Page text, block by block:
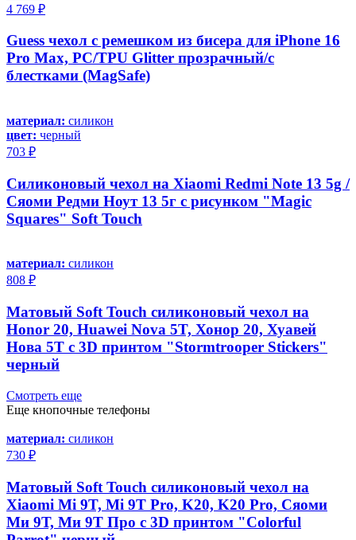
4 769 ₽
Guess чехол с ремешком из бисера для iPhone 16
Pro Max, PC/TPU Glitter прозрачный/с
блестками (MagSafe)
материал: силикон
цвет: черный
703 ₽
Силиконовый чехол на Xiaomi Redmi Note 13 5g /
Сяоми Редми Ноут 13 5г с рисунком "Magic
Squares" Soft Touch
материал: силикон
808 ₽
Матовый Soft Touch силиконовый чехол на
Honor 20, Huawei Nova 5T, Хонор 20, Хуавей
Нова 5Т с 3D принтом "Stormtrooper Stickers"
черный
Смотреть еще
Еще кнопочные телефоны
материал: силикон
730 ₽
Матовый Soft Touch силиконовый чехол на
Xiaomi Mi 9T, Mi 9T Pro, K20, K20 Pro, Сяоми
Ми 9Т, Ми 9Т Про с 3D принтом "Colorful